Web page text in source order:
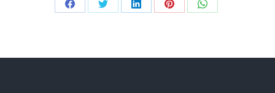
Share Share Share Share Share